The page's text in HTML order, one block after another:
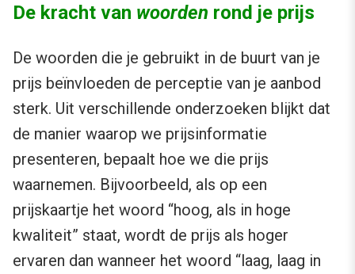
De kracht van woorden rond je prijs
De woorden die je gebruikt in de buurt van je
prijs beïnvloeden de perceptie van je aanbod
sterk. Uit verschillende onderzoeken blijkt dat
de manier waarop we prijsinformatie
presenteren, bepaalt hoe we die prijs
waarnemen. Bijvoorbeeld, als op een
prijskaartje het woord “hoog, als in hoge
kwaliteit” staat, wordt de prijs als hoger
ervaren dan wanneer het woord “laag, laag in